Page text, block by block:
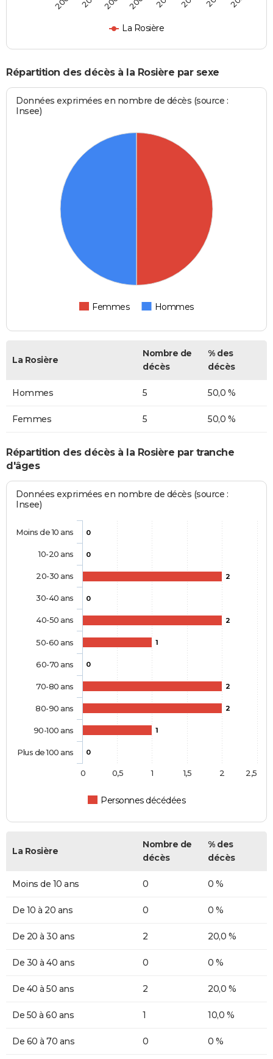
La Rosière
Répartition des décès à la Rosière par sexe
Données exprimées en nombre de décès (source :
Insee)
Femmes Hommes
La Rosière
Nombre de
décès
% des
décès
Hommes 5 50,0 %
Femmes 5 50,0 %
Répartition des décès à la Rosière par tranche
d'âges
Données exprimées en nombre de décès (source :
Insee)
0
0
2
0
2
1
0
2
2
1
0
Personnes décédées
Moins de 10 ans
10-20 ans
20-30 ans
30-40 ans
40-50 ans
50-60 ans
60-70 ans
70-80 ans
80-90 ans
90-100 ans
Plus de 100 ans
0 0,5 1 1,5 2 2,5
La Rosière
Nombre de
décès
% des
décès
Moins de 10 ans 0 0 %
De 10 à 20 ans 0 0 %
De 20 à 30 ans 2 20,0 %
De 30 à 40 ans 0 0 %
De 40 à 50 ans 2 20,0 %
De 50 à 60 ans 1 10,0 %
De 60 à 70 ans 0 0 %